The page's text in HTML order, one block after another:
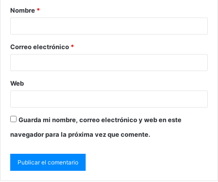
Nombre *
Correo electrónico *
Web
Guarda mi nombre, correo electrónico y web en este
navegador para la próxima vez que comente.